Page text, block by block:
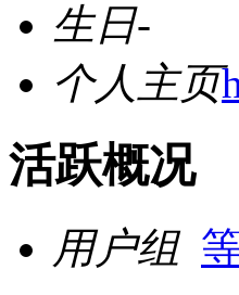
生日-
个人主页
活跃概况
用户组